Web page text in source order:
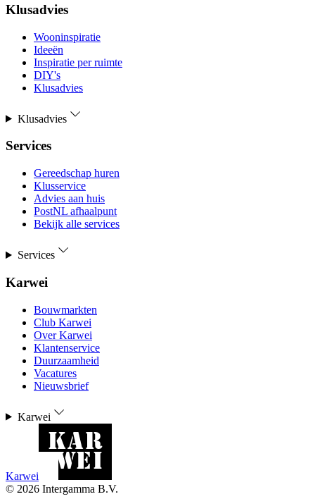
Klusadvies
Wooninspiratie
Ideeën
Inspiratie per ruimte
DIY's
Klusadvies
Klusadvies
Services
Gereedschap huren
Klusservice
Advies aan huis
PostNL afhaalpunt
Bekijk alle services
Services
Karwei
Bouwmarkten
Club Karwei
Over Karwei
Klantenservice
Duurzaamheid
Vacatures
Nieuwsbrief
Karwei
Karwei
© 2026 Intergamma B.V.